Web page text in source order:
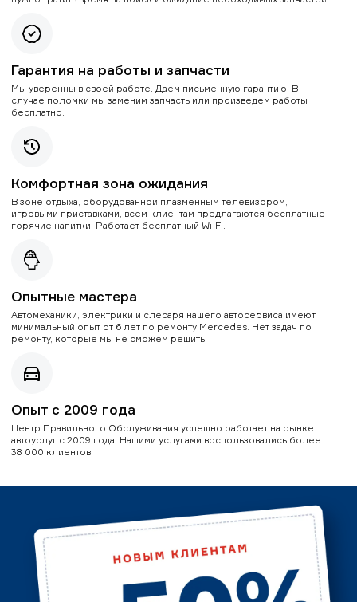
Гарантия на работы и запчасти
Мы уверенны в своей работе. Даем письменную гарантию. В
случае поломки мы заменим запчасть или произведем работы
бесплатно.
Комфортная зона ожидания
В зоне отдыха, оборудованной плазменным телевизором,
игровыми приставками, всем клиентам предлагаются бесплатные
горячие напитки. Работает бесплатный Wi-Fi.
Опытные мастера
Автомеханики, электрики и слесаря нашего автосервиса имеют
минимальный опыт от 6 лет по ремонту Mercedes. Нет задач по
ремонту, которые мы не сможем решить.
Опыт с 2009 года
Центр Правильного Обслуживания успешно работает на рынке
автоуслуг с 2009 года. Нашими услугами воспользовались более
38 000 клиентов.